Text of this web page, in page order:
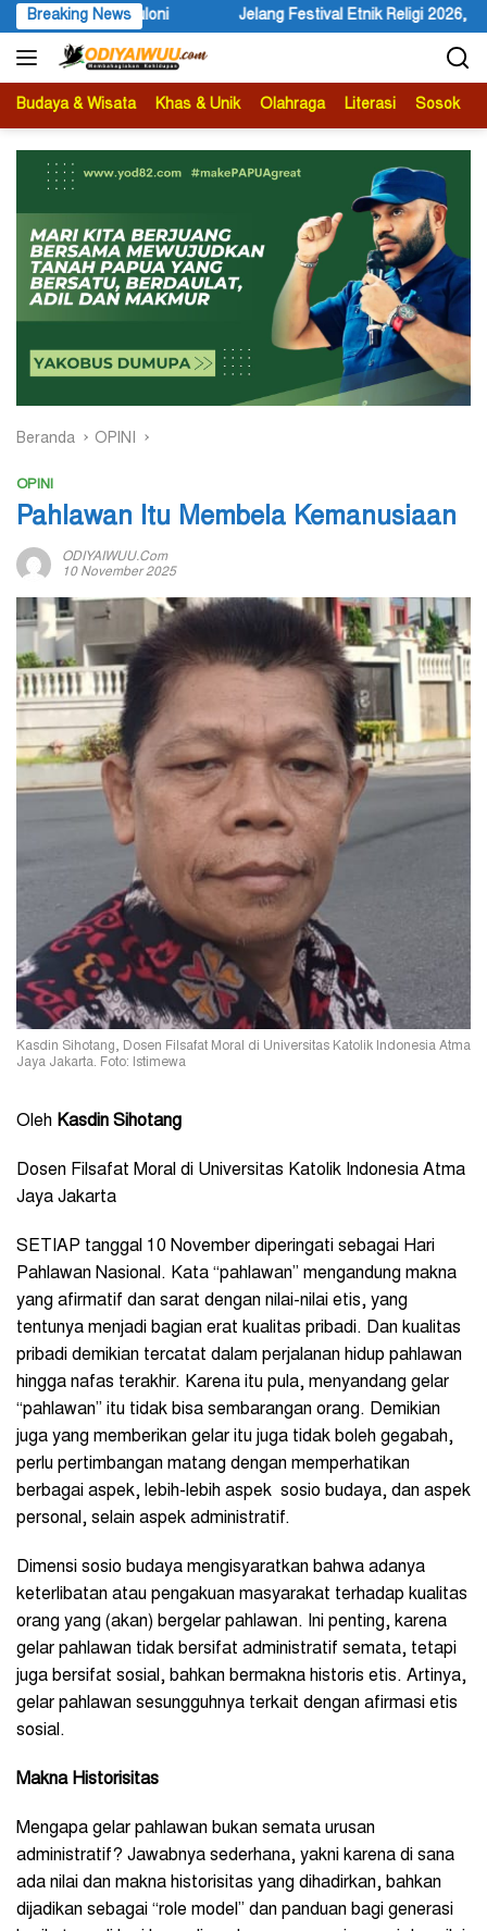
Langsung
ke
konten
Breaking News
Festival Etnik Religi 2026, Bupati Wandik Ajak Wisatawan
Budaya & Wisata Khas & Unik Olahraga Literasi Sosok
Beranda OPINI
OPINI
Pahlawan Itu Membela Kemanusiaan
ODIYAIWUU.com
10 November 2025
Kasdin Sihotang, Dosen Filsafat Moral di Universitas Katolik Indonesia Atma
Jaya Jakarta. Foto: Istimewa
Oleh Kasdin Sihotang
Dosen Filsafat Moral di Universitas Katolik Indonesia Atma
Jaya Jakarta
SETIAP tanggal 10 November diperingati sebagai Hari
Pahlawan Nasional. Kata “pahlawan” mengandung makna
yang afirmatif dan sarat dengan nilai-nilai etis, yang
tentunya menjadi bagian erat kualitas pribadi. Dan kualitas
pribadi demikian tercatat dalam perjalanan hidup pahlawan
hingga nafas terakhir. Karena itu pula, menyandang gelar
“pahlawan” itu tidak bisa sembarangan orang. Demikian
juga yang memberikan gelar itu juga tidak boleh gegabah,
perlu pertimbangan matang dengan memperhatikan
berbagai aspek, lebih-lebih aspek sosio budaya, dan aspek
personal, selain aspek administratif.
Dimensi sosio budaya mengisyaratkan bahwa adanya
keterlibatan atau pengakuan masyarakat terhadap kualitas
orang yang (akan) bergelar pahlawan. Ini penting, karena
gelar pahlawan tidak bersifat administratif semata, tetapi
juga bersifat sosial, bahkan bermakna historis etis. Artinya,
gelar pahlawan sesungguhnya terkait dengan afirmasi etis
sosial.
Makna Historisitas
Mengapa gelar pahlawan bukan semata urusan
administratif? Jawabnya sederhana, yakni karena di sana
ada nilai dan makna historisitas yang dihadirkan, bahkan
dijadikan sebagai “role model” dan panduan bagi generasi